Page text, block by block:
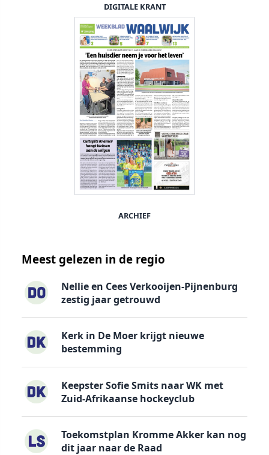
DIGITALE KRANT
ARCHIEF
Meest gelezen in de regio
Nellie en Cees Verkooijen-Pijnenburg
zestig jaar getrouwd
Kerk in De Moer krijgt nieuwe
bestemming
Keepster Sofie Smits naar WK met
Zuid-Afrikaanse hockeyclub
Toekomstplan Kromme Akker kan nog
dit jaar naar de Raad